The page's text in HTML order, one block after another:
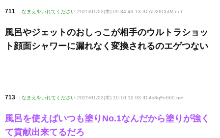
711 : なまえをいれてください 2025/01/02(木) 09:34:43.13 ID:AU2ffChtM .net
風呂やジェットのおしっこが相手のウルトラショッ
ト顔面シャワーに漏れなく変換されるのエゲつない
713 : なまえをいれてください 2025/01/02(木) 10:10:10.93 ID:4s8qFe660 .net
風呂を使えばいつも塗りNo.1なんだから塗りが強く
て貢献出来てるだろ